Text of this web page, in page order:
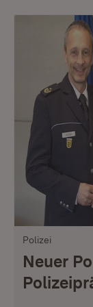
Polizei
Neuer